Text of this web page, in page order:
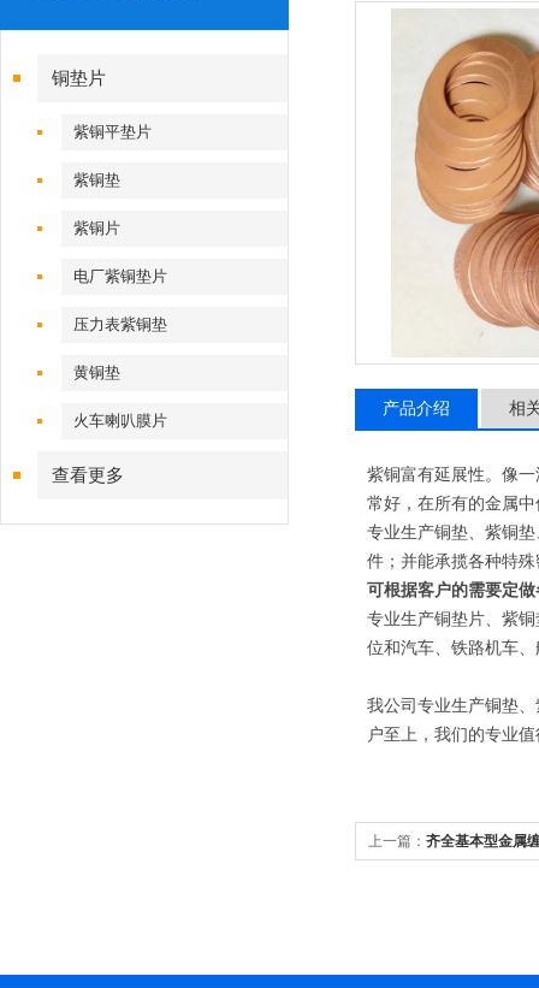
铜垫片
紫铜平垫片
紫铜垫
紫铜片
电厂紫铜垫片
压力表紫铜垫
黄铜垫
火车喇叭膜片
查看更多
产品介绍 相
紫铜富有延展性。像
常好，在所有的金属
专业生产铜垫、紫铜
件；并能承揽各种特
可根据客户的需要定
专业生产铜垫片、紫
位和汽车、铁路机车
我公司专业生产铜垫
户至上，我们的专业
上一篇： 齐全基本型金属